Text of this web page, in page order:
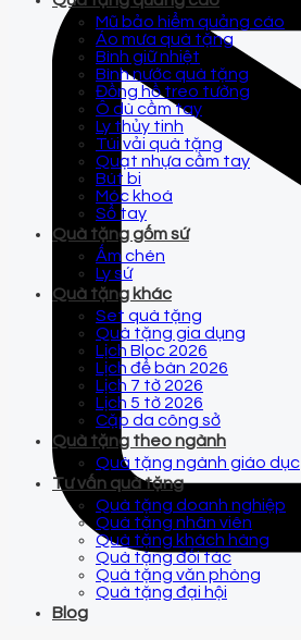
Mũ bảo hiểm quảng cáo
Áo mưa quà tặng
Bình giữ nhiệt
Bình nước quà tặng
Đồng hồ treo tường
Ô dù cầm tay
Ly thủy tinh
Túi vải quà tặng
Quạt nhựa cầm tay
Bút bi
Móc khoá
Sổ tay
Quà tặng gốm sứ
Ấm chén
Ly sứ
Quà tặng khác
Set quà tặng
Quà tặng gia dụng
Lịch Bloc 2026
Lịch để bàn 2026
Lịch 7 tờ 2026
Lịch 5 tờ 2026
Cặp da công sở
Quà tặng theo ngành
Quà tặng ngành giáo dục
Tư vấn quà tặng
Quà tặng doanh nghiệp
Quà tặng nhân viên
Quà tặng khách hàng
Quà tặng đối tác
Quà tặng văn phòng
Quà tặng đại hội
Blog